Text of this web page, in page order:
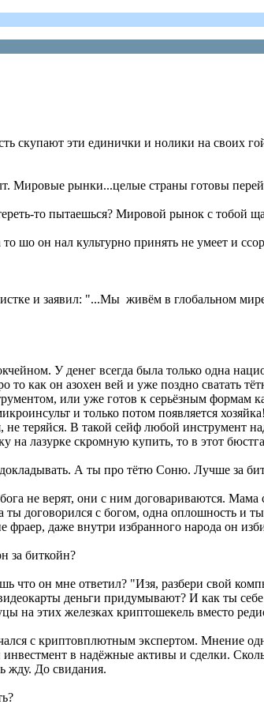
скупают эти единички и нолики на своих
Мировые рынки...целые страны готовы
то пытаешься? Мировой рынок с тобой
шо он нал культурно принять не умеет и
и заявил: "...Мы живём в глобальном
У денег всегда была только одна
то как он азохен вей и уже поздно
или уже готов к серьёзным формам
и только потом появляется
теряйся. В такой сейф любой инструмент
на лазурке скромную купить, то в этот
А ты про тётю Соню. Лучше за
не верят, они с ним договариваются.
договорился с богом, одна оплошность и
даже внутри избранного народа он
за биткойн?
он мне ответил? "Изя, разбери свой
деньги придумывают? И как ты
на этих железках криптошекель вместо
с криптовплютным экспертом. Мнение
в надёжные активы и сделки.
жду. До свидания.